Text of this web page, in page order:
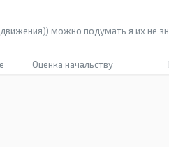
можно подумать я их не
Оценка начальству